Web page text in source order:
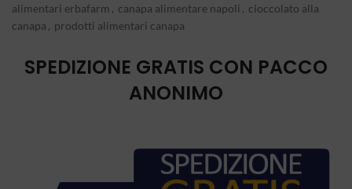
alimentari erbafarm , canapa alimentare napoli , cioccolato alla
canapa , prodotti alimentari canapa
SPEDIZIONE GRATIS CON PACCO
ANONIMO